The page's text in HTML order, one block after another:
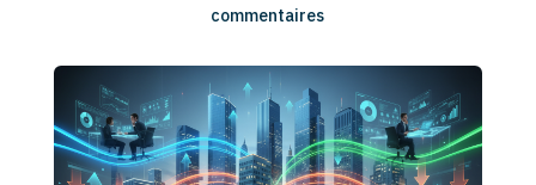
commentaires